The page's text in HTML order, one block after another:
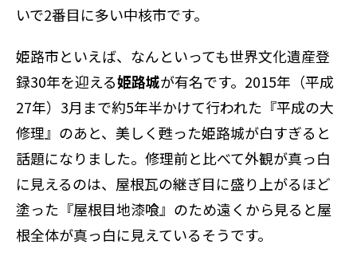
いで2番目に多い中核市です。
姫路市といえば、なんといっても世界文化遺産登
録30年を迎える姫路城が有名です。2015年（平成
27年）3月まで約5年半かけて行われた『平成の大
修理』のあと、美しく甦った姫路城が白すぎると
話題になりました。修理前と比べて外観が真っ白
に見えるのは、屋根瓦の継ぎ目に盛り上がるほど
塗った『屋根目地漆喰』のため遠くから見ると屋
根全体が真っ白に見えているそうです。